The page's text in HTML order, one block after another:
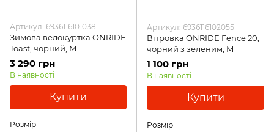
Артикул: 6936116101038
Зимова велокуртка ONRIDE
Toast, чорний, M
3 290 грн
В наявності
Купити
Розмір
Артикул: 6936116102055
Вітровка ONRIDE Fence 20,
чорний з зеленим, M
1 100 грн
В наявності
Купити
Розмір